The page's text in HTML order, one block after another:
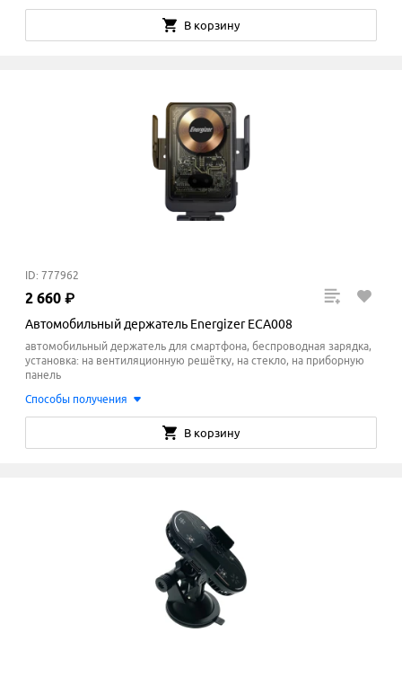
В корзину
ID: 777962
2 660 ₽
Автомобильный держатель Energizer ECA008
автомобильный держатель для смартфона, беспроводная зарядка,
установка: на вентиляционную решётку, на стекло, на приборную
панель
Способы получения
В корзину